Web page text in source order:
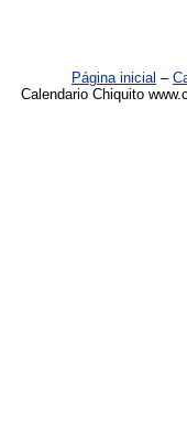
Página inicial –
Calendario Chiquito